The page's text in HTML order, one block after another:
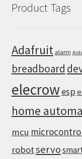
Product Tags
Adafruit alarm
breadboard
elecrowesp
home
mcu
robotservo